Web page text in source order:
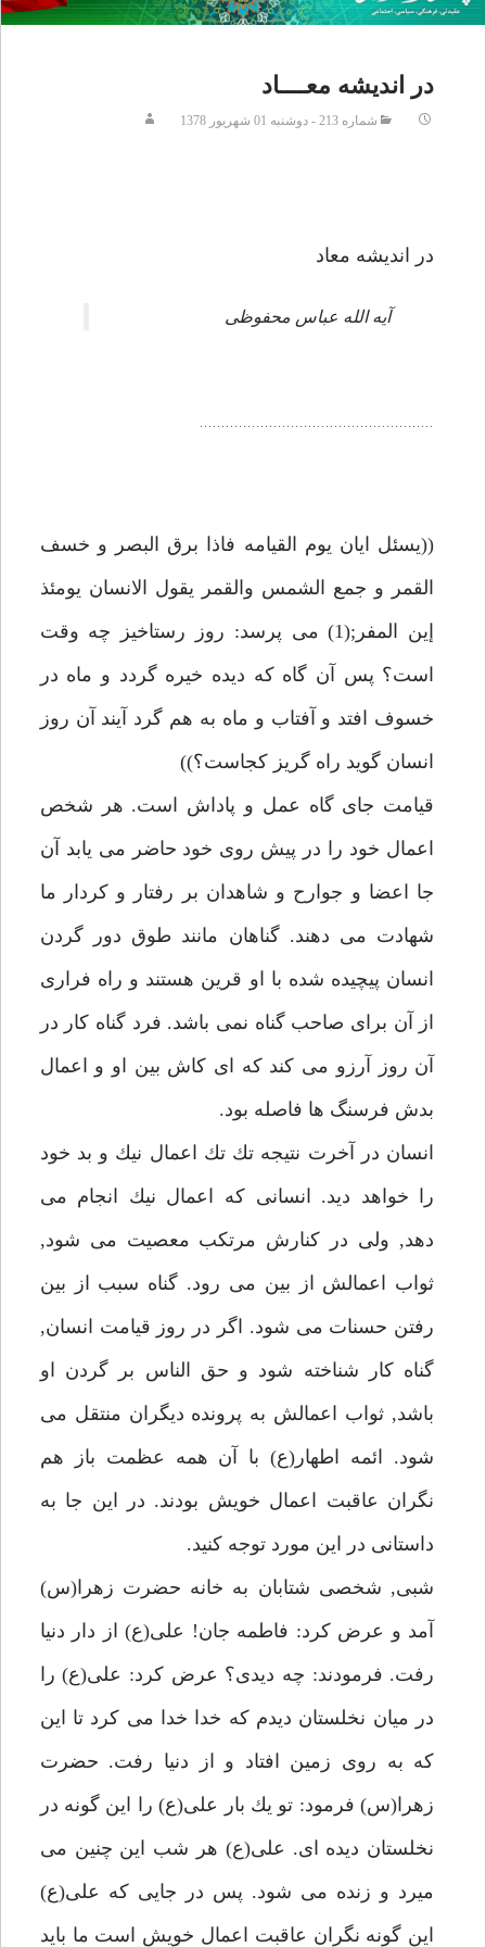
در انديشه معــــاد
شماره 213 - دوشنبه 01 شهريور 1378
در انديشه معاد
آيه الله عباس محفوظى
((يسئل ايان يوم القيامه فاذا برق البصر و خسف
القمر و جمع الشمس والقمر يقول الانسان يومئذ
إين المفر;(1) مى پرسد: روز رستاخيز چه وقت
است؟ پس آن گاه كه ديده خيره گردد و ماه در
خسوف افتد و آفتاب و ماه به هم گرد آيند آن روز
انسان گويد راه گريز كجاست؟))
قيامت جاى گاه عمل و پاداش است. هر شخص
اعمال خود را در پيش روى خود حاضر مى يابد آن
جا اعضا و جوارح و شاهدان بر رفتار و كردار ما
شهادت مى دهند. گناهان مانند طوق دور گردن
انسان پيچيده شده با او قرين هستند و راه فرارى
از آن براى صاحب گناه نمى باشد. فرد گناه كار در
آن روز آرزو مى كند كه اى كاش بين او و اعمال
بدش فرسنگ ها فاصله بود.
انسان در آخرت نتيجه تك تك اعمال نيك و بد خود
را خواهد ديد. انسانى كه اعمال نيك انجام مى
دهد, ولى در كنارش مرتكب معصيت مى شود,
ثواب اعمالش از بين مى رود. گناه سبب از بين
رفتن حسنات مى شود. اگر در روز قيامت انسان,
گناه كار شناخته شود و حق الناس بر گردن او
باشد, ثواب اعمالش به پرونده ديگران منتقل مى
شود. ائمه اطهار(ع) با آن همه عظمت باز هم
نگران عاقبت اعمال خويش بودند. در اين جا به
داستانى در اين مورد توجه كنيد.
شبى, شخصى شتابان به خانه حضرت زهرا(س)
آمد و عرض كرد: فاطمه جان! على(ع) از دار دنيا
رفت. فرمودند: چه ديدى؟ عرض كرد: على(ع) را
در ميان نخلستان ديدم كه خدا خدا مى كرد تا اين
كه به روى زمين افتاد و از دنيا رفت. حضرت
زهرا(س) فرمود: تو يك بار على(ع) را اين گونه در
نخلستان ديده اى. على(ع) هر شب اين چنين مى
ميرد و زنده مى شود. پس در جايى كه على(ع)
اين گونه نگران عاقبت اعمال خويش است ما بايد